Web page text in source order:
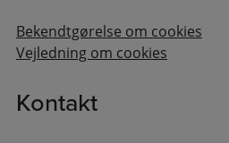
Bekendtgørelse om cookies
Vejledning om cookies
Kontakt